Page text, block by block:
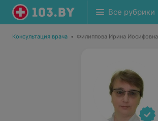
Все рубрики
Консультация врача • Филиппова Ирина Иосифовна